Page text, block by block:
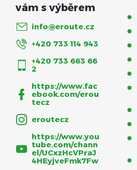
info@eroute.cz
+420 733 114 943
+420 733 663 66
2
https://www.fac
ebook.com/erou
tecz
eroutecz
https://www.you
tube.com/chann
el/UCxzHcVPraJ
4HEyjveFmk7Fw